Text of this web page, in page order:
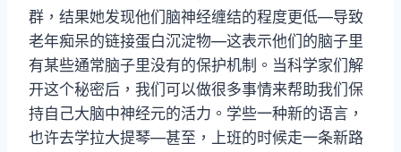
群，结果她发现他们脑神经缠结的程度更低—导致
老年痴呆的链接蛋白沉淀物—这表示他们的脑子里
有某些通常脑子里没有的保护机制。当科学家们解
开这个秘密后，我们可以做很多事情来帮助我们保
持自己大脑中神经元的活力。学些一种新的语言，
也许去学拉大提琴—甚至，上班的时候走一条新路